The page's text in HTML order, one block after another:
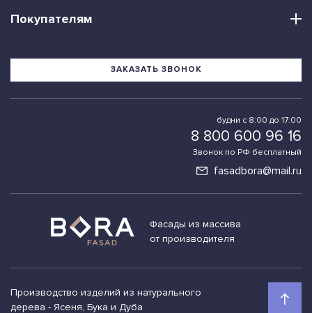
Фасады из массива
от производителя
Производство изделий из натурального
дерева - Ясеня, Бука и Дуба
Покупателям
будни с 8:00 до 17:00
8 800 600 96 16
Звонок по РФ бесплатный
ЗАКАЗАТЬ ЗВОНОК
fasadbora@mail.ru